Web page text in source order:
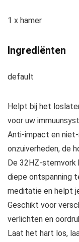
1 x hamer
Ingrediënten
default
Helpt bij het
voor uw
Anti-impact en niet-
onzuiverheden, de
De 32HZ-
diepe ontspanning
meditatie en helpt
Geschikt voor
verlichten en
Laat het hart los,